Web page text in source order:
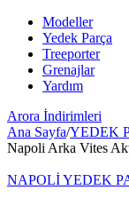
Modeller
Yedek Parça
Treeporter
Grenajlar
Yardım
Arora İndirimleri
Ana Sayfa/YEDEK
Napoli Arka Vites
NAPOLİ YEDEK